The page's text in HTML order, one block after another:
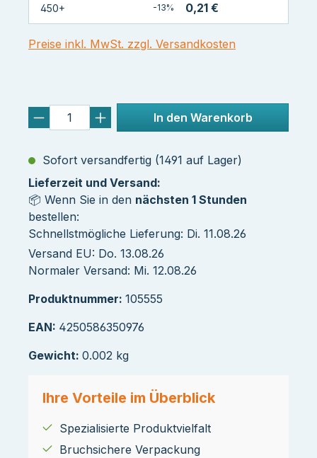
450+ -13% 0,21 €
Preise inkl. MwSt. zzgl. Versandkosten
In den Warenkorb
Sofort versandfertig (1491 auf Lager)
Lieferzeit und Versand:
📦 Wenn Sie in den nächsten 1 Stunden
bestellen:
Schnellstmögliche Lieferung: Di. 11.08.26
Versand EU: Do. 13.08.26
Normaler Versand: Mi. 12.08.26
Produktnummer: 105555
EAN: 4250586350976
Gewicht: 0.002 kg
Ihre Vorteile im Überblick
Spezialisierte Produktvielfalt
Bruchsichere Verpackung